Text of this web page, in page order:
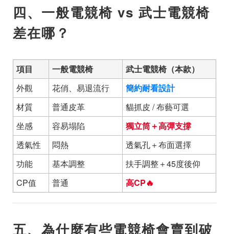
四、一般電競椅 vs 武士電競椅
差在哪？
項目 一般電競椅
武士電競椅（本款）
外觀
花俏、易退流行
簡約耐看設計
材質
普通皮革
貓抓皮 / 布藝可選
坐感
容易塌陷
獨立筒＋高彈支撐
透氣性
悶熱
透氣孔＋布面選擇
功能
基本調整
扶手調整＋45度後仰
CP值
普通 高CP🔥
五、為什麼有些電競椅會賣到破